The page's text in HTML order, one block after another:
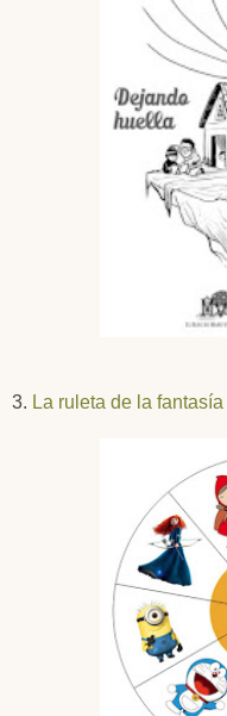
3. La ruleta de la fantasía